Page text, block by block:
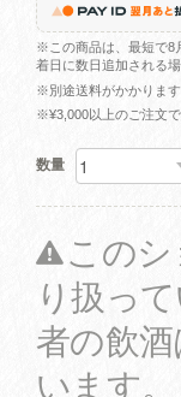
※この商品は、最短で8
着日に数日追加される
※別途送料がかかります
※¥3,000以上のご注文で
数量
この
り扱っ
者の飲
います。